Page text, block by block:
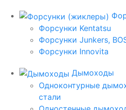
Форсунки Kentatsu
Форсунки Junkers,
Форсунки Innovita
Дымоходы
Одноконтурные
стали